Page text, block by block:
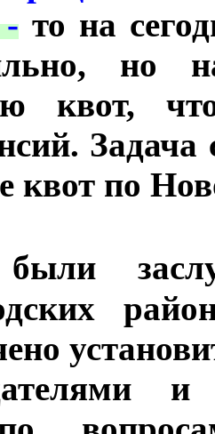
то на
но
квот,
Задача
квот по
и